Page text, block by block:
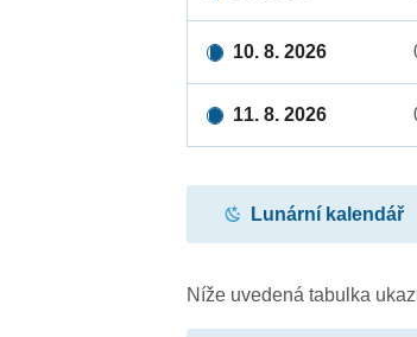
10. 8. 2026
11. 8. 2026
Lunární kalendář
Níže uvedená tabulka